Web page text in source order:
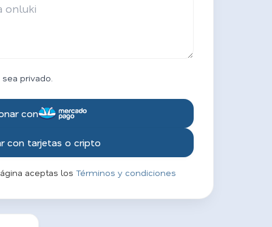
privado.
con
con tarjetas o cripto
aceptas los Términos y condiciones